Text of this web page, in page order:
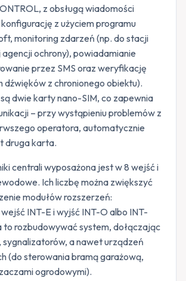
z obsługą wiadomości
z użyciem programu
monitoring zdarzeń (np. do stacji
ochrony), powiadamianie
przez SMS oraz weryfikację
dźwięków z chronionego obiektu).
dwie karty nano-SIM, co zapewnia
– przy wystąpieniu problemów z
operatora, automatycznie
druga karta.
centrali wyposażona jest w 8 wejść i
Ich liczbę można zwiększyć
modułów rozszerzeń:
INT-E i wyjść INT-O albo INT-
to rozbudowywać system, dołączając
a nawet urządzeń
(do sterowania bramą garażową,
ogrodowymi).